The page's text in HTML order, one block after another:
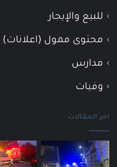
للبيع والإيجار
محتوى ممول (اعلانات)
مدارس
وفيات
اخر المقالات